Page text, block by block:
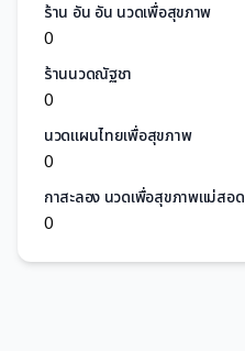
ร้าน อัน อัน นวดเพื่อสุขภาพ
0
ร้านนวดณัฐชา
0
นวดแผนไทยเพื่อสุขภาพ
0
กาสะลอง นวดเพื่อสุขภาพแม่สอด
0